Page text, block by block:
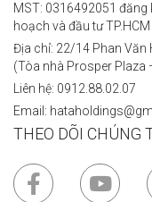
MST: 0316492051
hoạch và đầu tư TP.HCM
Địa chỉ: 22/14 Phan Văn
(Tòa nhà Prosper Plaza
Liên hệ: 0912.88.02.07
Email:
THEO DÕI CHÚNG